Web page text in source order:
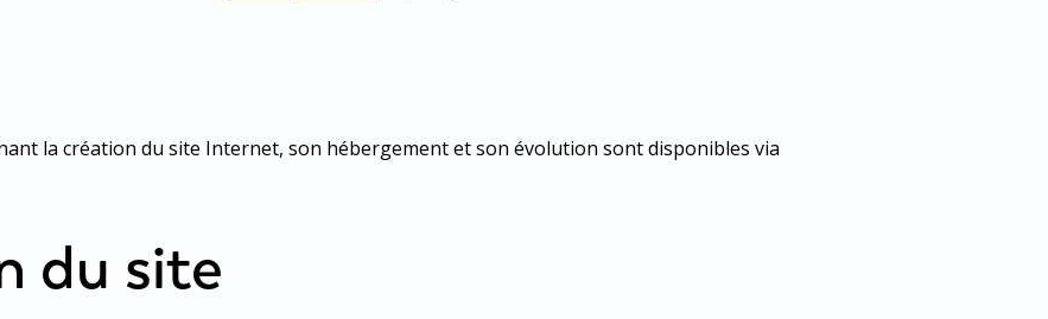
la création du site Internet, son hébergement et son évolution sont disponibles via
du site